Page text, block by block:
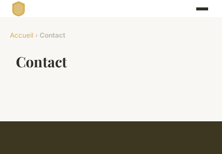
Accueil › Contact
Contact